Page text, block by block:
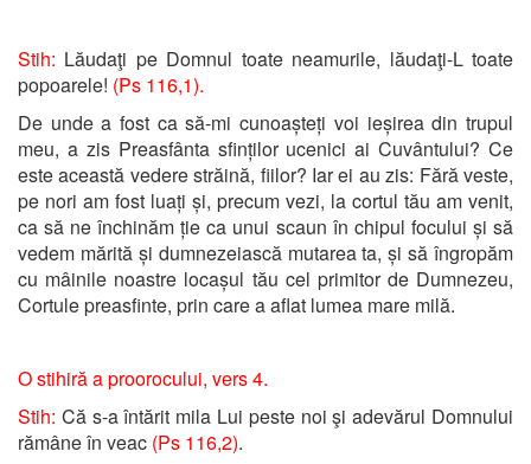
Stih: Lăudaţi pe Domnul toate neamurile, lăudaţi-L toate
popoarele! (Ps 116,1).
De unde a fost ca să-mi cunoașteți voi ieșirea din trupul
meu, a zis Preasfânta sfinților ucenici ai Cuvântului? Ce
este această vedere străină, fiilor? Iar ei au zis: Fără veste,
pe nori am fost luați și, precum vezi, la cortul tău am venit,
ca să ne închinăm ție ca unui scaun în chipul focului și să
vedem mărită și dumnezeiască mutarea ta, și să îngropăm
cu mâinile noastre locașul tău cel primitor de Dumnezeu,
Cortule preasfinte, prin care a aflat lumea mare milă.
O stihiră a proorocului, vers 4.
Stih: Că s-a întărit mila Lui peste noi şi adevărul Domnului
rămâne în veac (Ps 116,2).